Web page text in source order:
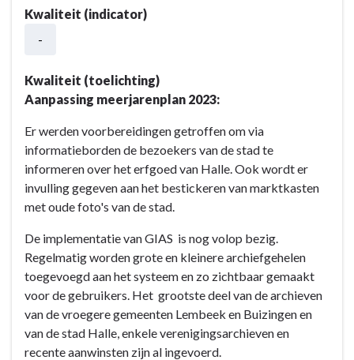
koesteren
divers
erfgoed
maken
het
toegankelijk
Kwaliteit (indicator)
-
Kwaliteit (toelichting)
Aanpassing meerjarenplan 2023:
Er werden voorbereidingen getroffen om via
informatieborden de bezoekers van de stad te
informeren over het erfgoed van Halle. Ook wordt er
invulling gegeven aan het bestickeren van marktkasten
met oude foto's van de stad.
De implementatie van GIAS is nog volop bezig.
Regelmatig worden grote en kleinere archiefgehelen
toegevoegd aan het systeem en zo zichtbaar gemaakt
voor de gebruikers. Het grootste deel van de archieven
van de vroegere gemeenten Lembeek en Buizingen en
van de stad Halle, enkele verenigingsarchieven en
recente aanwinsten zijn al ingevoerd.